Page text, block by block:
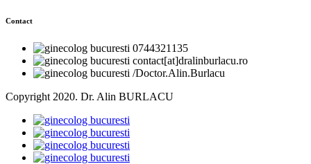
Contact
0744321135
contact[at]dralinburlacu.ro
/Doctor.Alin.Burlacu
Copyright 2020. Dr. Alin BURLACU